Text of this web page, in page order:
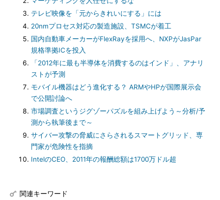
テレビ映像を「元からきれいにする」には
20nmプロセス対応の製造施設、TSMCが着工
国内自動車メーカーがFlexRayを採用へ、NXPがJasPar
規格準拠ICを投入
「2012年に最も半導体を消費するのはインド」、アナリ
ストが予測
モバイル機器はどう進化する？ ARMやHPが国際展示会
で公開討論へ
市場調査というジグゾーパズルを組み上げよう～分析/予
測から執筆後まで～
サイバー攻撃の脅威にさらされるスマートグリッド、専
門家が危険性を指摘
IntelのCEO、2011年の報酬総額は1700万ドル超
関連キーワード